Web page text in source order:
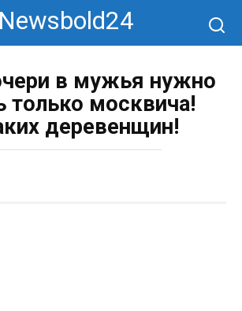
Newsbold24
в мужья нужно
только москвича!
деревенщин!